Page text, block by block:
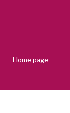
Home page